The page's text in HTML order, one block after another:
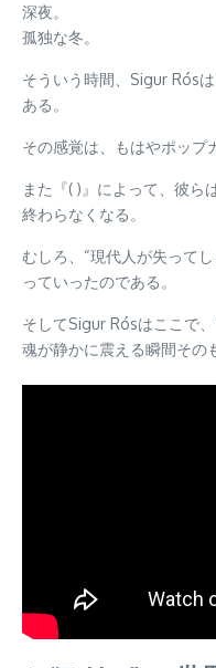
深夜。
孤独な冬。
そういう時間、Sigur Rós
ある。
その感覚は、もはやポップ
また『( )』によって、彼ら
終わらなくなる。
むしろ、“現代人が失って
っていったのである。
そしてSigur Rósはここで
魂が静かに震える瞬間その